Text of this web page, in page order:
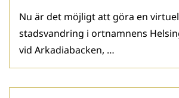
Nu är det möjligt att göra en
stadsvandring i ortnamnens
vid Arkadiabacken, …